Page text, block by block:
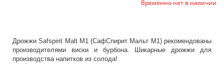
Временно нет в наличии
Дрожжи Safspirit Malt М1 (СафСпирит Мальт М1) рекомендованы
производителями виски и бурбона. Шикарные дрожжи для
производства напитков из солода!